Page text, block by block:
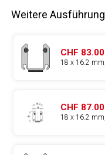
Weitere
CHF
18 x 16.2
CHF
18 x 16.2